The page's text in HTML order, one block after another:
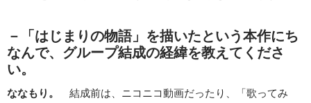
－「はじまりの物語」を描いたという本作にち
なんで、グループ結成の経緯を教えてくださ
い。
ななもり。
結成前は、ニコニコ動画だったり、「歌ってみ